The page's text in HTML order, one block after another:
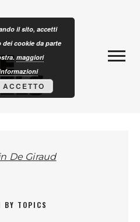
De Giraud
BY TOPICS
il sito, accetti
cookie da parte
maggiori
ACCETTO